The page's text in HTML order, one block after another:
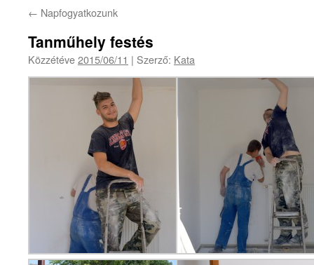
← Napfogyatkozunk
Tanműhely festés
Közzétéve2015/06/11 | Szerző: Kata